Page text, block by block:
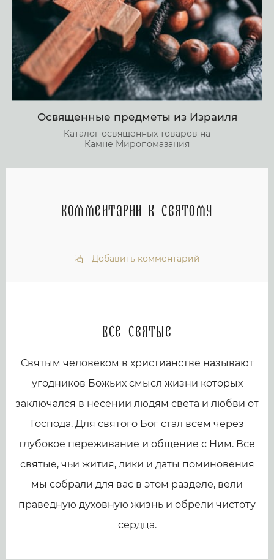
Освященные предметы из Израиля
Каталог освященных товаров на
Камне Миропомазания
Комментарии к святому
Добавить комментарий
Все святые
Святым человеком в христианстве называют
угодников Божьих смысл жизни которых
заключался в несении людям света и любви от
Господа. Для святого Бог стал всем через
глубокое переживание и общение с Ним. Все
святые, чьи жития, лики и даты поминовения
мы собрали для вас в этом разделе, вели
праведную духовную жизнь и обрели чистоту
сердца.